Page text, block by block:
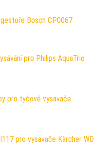
Bosch CP0067
pro Philips AquaTrio
pro tyčové vysavače
pro vysavače Kärcher WD